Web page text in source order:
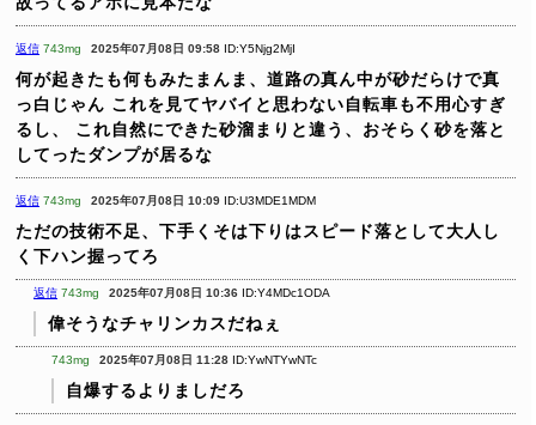
返信 743mg 2025年07月08日 09:58 ID:Y5Njg2MjI
何が起きたも何もみたまんま、道路の真ん中が砂だらけで真
っ白じゃん これを見てヤバイと思わない自転車も不用心すぎ
るし、
これ自然にできた砂溜まりと違う、おそらく砂を落と
してったダンプが居るな
返信 743mg 2025年07月08日 10:09 ID:U3MDE1MDM
ただの技術不足、下手くそは下りはスピード落として大人し
く下ハン握ってろ
返信 743mg 2025年07月08日 10:36 ID:Y4MDc1ODA
偉そうなチャリンカスだねぇ
743mg 2025年07月08日 11:28 ID:YwNTYwNTc
自爆するよりましだろ